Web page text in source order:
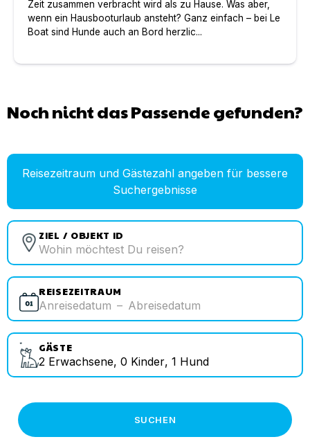
Zeit zusammen verbracht wird als zu Hause. Was aber,
wenn ein Hausbooturlaub ansteht? Ganz einfach – bei Le
Boat sind Hunde auch an Bord herzlic...
Noch nicht das Passende gefunden?
Reisezeitraum und Gästezahl angeben für bessere
Suchergebnisse
ZIEL / OBJEKT ID
REISEZEITRAUM
Anreisedatum – Abreisedatum
GÄSTE
2 Erwachsene, 0 Kinder, 1 Hund
SUCHEN